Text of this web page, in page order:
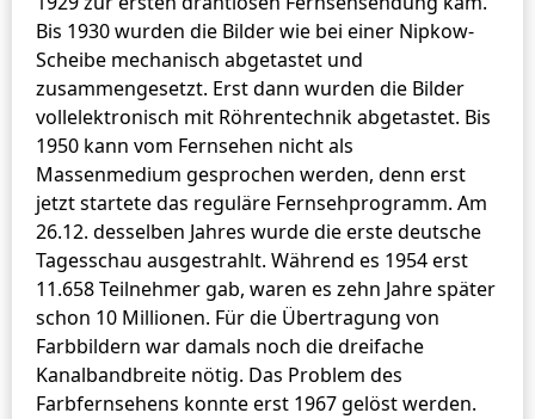
Bis 1930 wurden die Bilder wie bei einer Nipkow-
Scheibe mechanisch abgetastet und
zusammengesetzt. Erst dann wurden die Bilder
vollelektronisch mit Röhrentechnik abgetastet. Bis
1950 kann vom Fernsehen nicht als
Massenmedium gesprochen werden, denn erst
jetzt startete das reguläre Fernsehprogramm. Am
26.12. desselben Jahres wurde die erste deutsche
Tagesschau ausgestrahlt. Während es 1954 erst
11.658 Teilnehmer gab, waren es zehn Jahre später
schon 10 Millionen. Für die Übertragung von
Farbbildern war damals noch die dreifache
Kanalbandbreite nötig. Das Problem des
Farbfernsehens konnte erst 1967 gelöst werden.